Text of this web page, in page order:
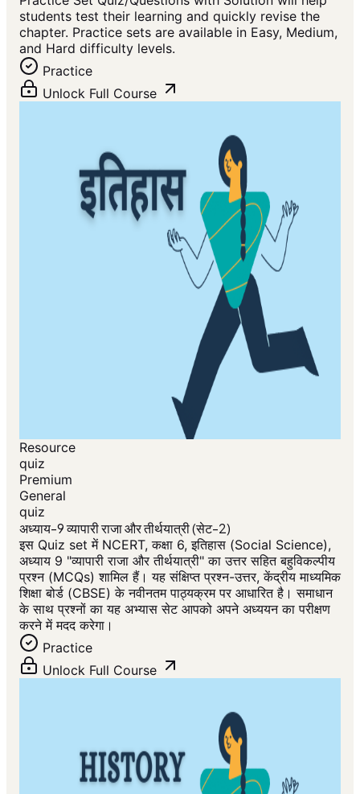
students test their learning and quickly revise the
chapter. Practice sets are available in Easy, Medium,
and Hard difficulty levels.
Practice
Unlock Full Course
Resource
quiz
Premium
General
quiz
अध्याय-9 व्यापारी राजा और तीर्थयात्री (सेट-2)
इस Quiz set में NCERT, कक्षा 6, इतिहास (Social Science),
अध्याय 9 "व्यापारी राजा और तीर्थयात्री" का उत्तर सहित बहुविकल्पीय
प्रश्न (MCQs) शामिल हैं। यह संक्षिप्त प्रश्न-उत्तर, केंद्रीय माध्यमिक
शिक्षा बोर्ड (CBSE) के नवीनतम पाठ्यक्रम पर आधारित है। समाधान
के साथ प्रश्नों का यह अभ्यास सेट आपको अपने अध्ययन का परीक्षण
करने में मदद करेगा।
Practice
Unlock Full Course